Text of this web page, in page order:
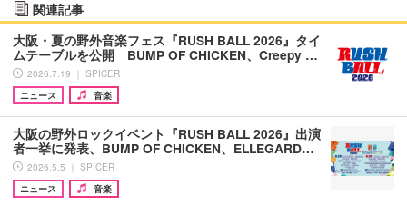
関連記事
大阪・夏の野外音楽フェス『RUSH BALL 2026』タイ
ムテーブルを公開 BUMP OF CHICKEN、Creepy …
2026.7.19 ｜ SPICER
ニュース
音楽
大阪の野外ロックイベント『RUSH BALL 2026』出演
者一挙に発表、BUMP OF CHICKEN、ELLEGARD…
2026.5.5 ｜ SPICER
ニュース
音楽